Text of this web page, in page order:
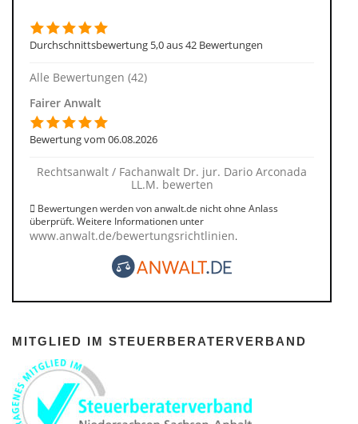
Durchschnittsbewertung 5,0 aus 42 Bewertungen
Alle Bewertungen (42)
Fairer Anwalt
Bewertung vom 06.08.2026
Rechtsanwalt / Fachanwalt Dr. jur. Dario Arconada
LL.M. bewerten
Bewertungen werden von anwalt.de nicht ohne Anlass
überprüft. Weitere Informationen unter
www.anwalt.de/bewertungsrichtlinien.
MITGLIED IM STEUERBERATERVERBAND